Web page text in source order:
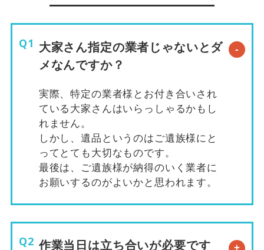
大家さん指定の業者じゃないとダ
メなんですか？
実際、特定の業者様とお付き合いされ
ている大家さんはいらっしゃるかもし
れません。
しかし、遺品というのはご遺族様にと
ってとても大切なものです。
最後は、ご遺族様が納得のいく業者に
お願いするのがよいかと思われます。
作業当日は立ち合いが必要です